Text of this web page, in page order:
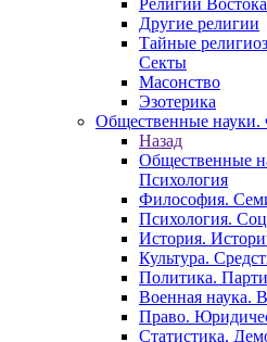
Религии Востока
Другие религии
Тайные
Секты
Масонство
Эзотерика
Общественные
Назад
Общественные
Психология
Философия.
Психология.
История.
Культура.
Политика.
Военная наука.
Право.
Статистика.